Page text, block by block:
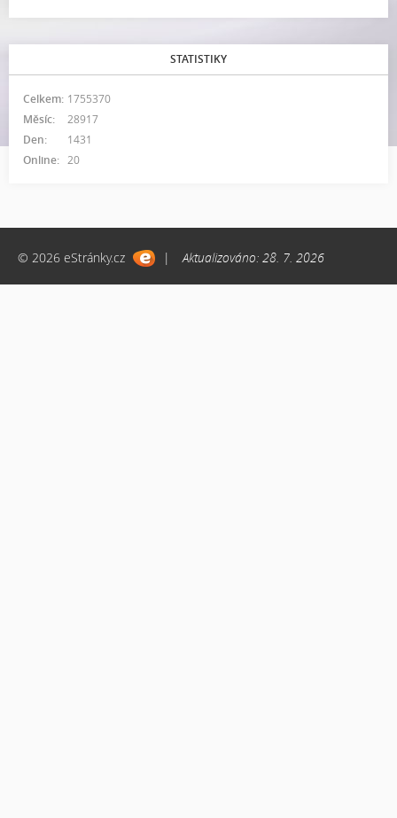
STATISTIKY
Online: 20
Celkem: 1755370
Měsíc:
28917
Den:
1431
© 2026 eStránky.cz | Aktualizováno: 28. 7. 2026